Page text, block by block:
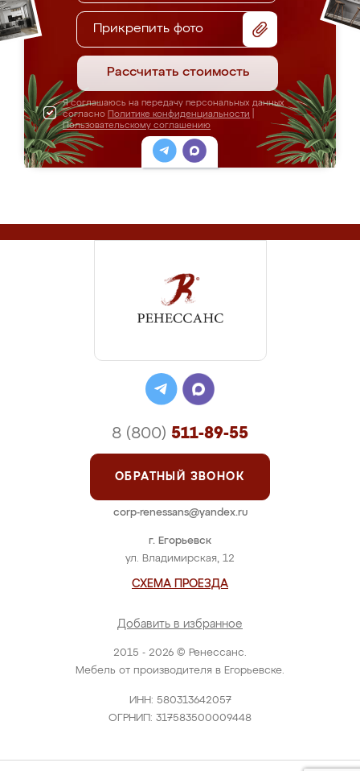
Прикрепить фото
Рассчитать стоимость
Я соглашаюсь на передачу персональных данных
согласно Политике конфиденциальности
Пользовательскому соглашению
2015 - 2026 © Ренессанс.
Мебель от производителя в Егорьевске.
ИНН: 580313642057
ОГРНИП: 317583500009448
г. Егорьевск
ул. Владимирская, 12
СХЕМА ПРОЕЗДА
Добавить в избранное
8 (800) 511-89-55
ОБРАТНЫЙ ЗВОНОК
corp-renessans@yandex.ru